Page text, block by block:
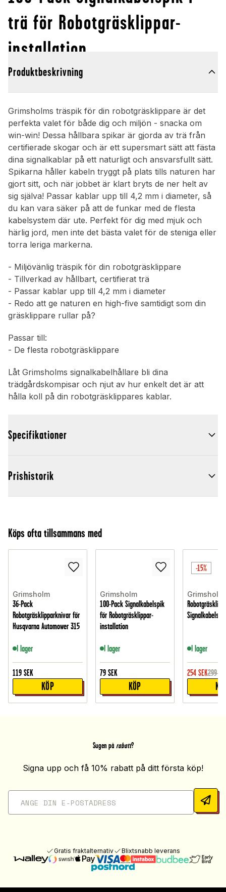
trä för Robotgräsklippar-
installation
Produktbeskrivning
Grimsholms träspik för din robotgräsklippare är det
perfekta valet för både dig och miljön - snacka om
win-win! Dessa hållbara spikar är gjorda av trä från
certifierade skogar och är ett supersmart sätt att fästa
dina signalkablar på ett naturligt och ansvarsfullt sätt.
Spikarna håller kabeln tryggt på plats tills naturen har
gjort sitt, och när jobbet är klart bryts de ner helt av
sig själva! Passar kablar upp till 4,2 mm i diameter, så
du kan vara säker på att de funkar med de flesta
kabelsystem där ute. Perfekt för dig med mjuk och
härlig jord, men inte det bästa valet för de steniga eller
torra leriga markerna.
- Miljövänlig träspik för din robotgräsklippare
- Tillverkad av hållbart, certifierat trä
- Passar kablar upp till 4,2 mm i diameter
- Redo att ge naturen en high-five samtidigt som din
gräsklippare rullar på?
Passar till:
- De flesta robotgräsklippare
Låt Grimsholms signalkabelhållare bli dina
trädgårdskompisar och njut av hur enkelt det är att
hålla koll på din robotgräsklippares kablar.
Specifikationer
Prishistorik
Köps ofta tillsammans med
Grimsholm
36-Pack
Robotgräsklipparknivar för
Husqvarna Automower 315
I lager
119 SEK
KÖP
Grimsholm
100-Pack Signalkabelspik
för Robotgräsklippar-
installation
I lager
79 SEK
KÖP
-15%
Grimsholm
I lager
254 SEK299
Sugen på rabatt?
Signa upp och få 10% rabatt på ditt första köp!
Gratis fraktalternativ Blixtsnabb leverans